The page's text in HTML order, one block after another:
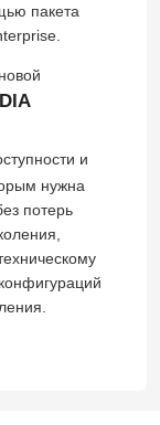
пакета
и
нужна
потерь